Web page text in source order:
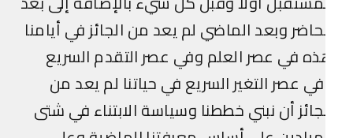
وبعد الماضي لم يعد من الجائز في أيامنا
في عصر العلم وفي عصر التقدم السريع
عصر التغير السريع في حياتنا لم يعد من
أن نبني خططنا وسياسة الابتناء في شتى